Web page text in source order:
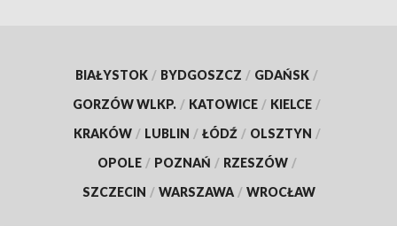
BIAŁYSTOK / BYDGOSZCZ / GDAŃSK /
GORZÓW WLKP. / KATOWICE / KIELCE /
KRAKÓW / LUBLIN / ŁÓDŹ / OLSZTYN /
OPOLE / POZNAŃ / RZESZÓW /
SZCZECIN / WARSZAWA / WROCŁAW